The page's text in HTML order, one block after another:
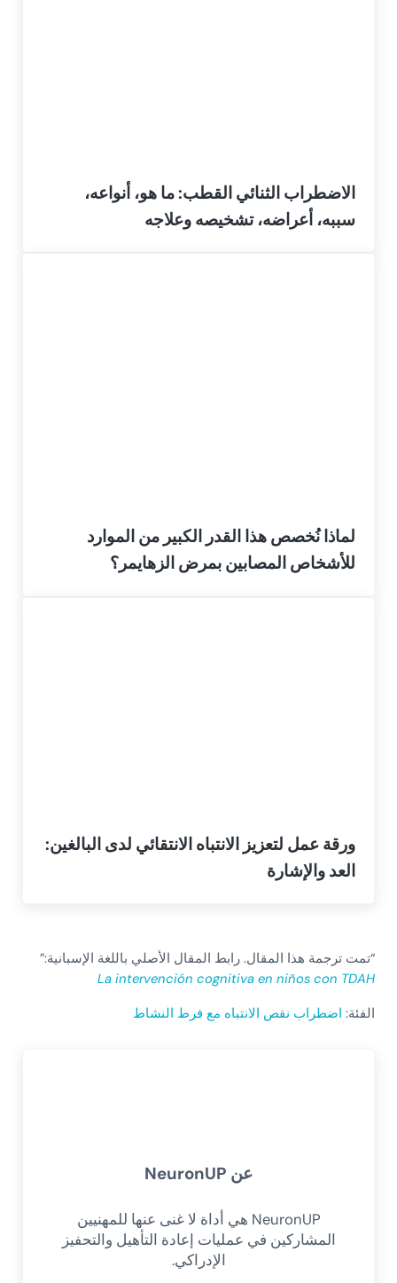
الاضطراب الثنائي القطب: ما هو، أنواعه،
سببه، أعراضه، تشخيصه وعلاجه
لماذا نُخصص هذا القدر الكبير من الموارد
للأشخاص المصابين بمرض الزهايمر؟
ورقة عمل لتعزيز الانتباه الانتقائي لدى البالغين:
العد والإشارة
“تمت ترجمة هذا المقال. رابط المقال الأصلي باللغة الإسبانية:”
La intervención cognitiva en niños con TDAH
الفئة: اضطراب نقص الانتباه مع فرط النشاط
عن NeuronUP
NeuronUP هي أداة لا غنى عنها للمهنيين
المشاركين في عمليات إعادة التأهيل والتحفيز
الإدراكي.